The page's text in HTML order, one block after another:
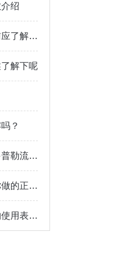
绍
橡胶可塑性试验机在使用前应了解以下内容
解下呢
？
看完这篇文章，瞬间了解多普勒流速仪了！
对于多普勒流速仪的使用你做的正确吗？看这里！
了解以下几点帮助你更好的使用表面粗糙度仪